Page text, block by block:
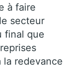
à faire
secteur
final que
la redevance